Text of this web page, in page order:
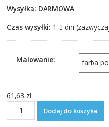
Wysyłka: DARMOWA
Czas wysyłki: 1-3 dni
Malowanie:
61,63 zł
Listwa
Dodaj do koszyka